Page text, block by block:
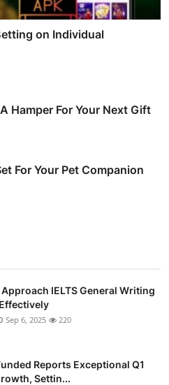
on Individual
Hamper For Your Next Gift
For Your Pet Companion
IELTS General Writing
Sep 6, 2025 220
Reports Exceptional Q1
Settin...